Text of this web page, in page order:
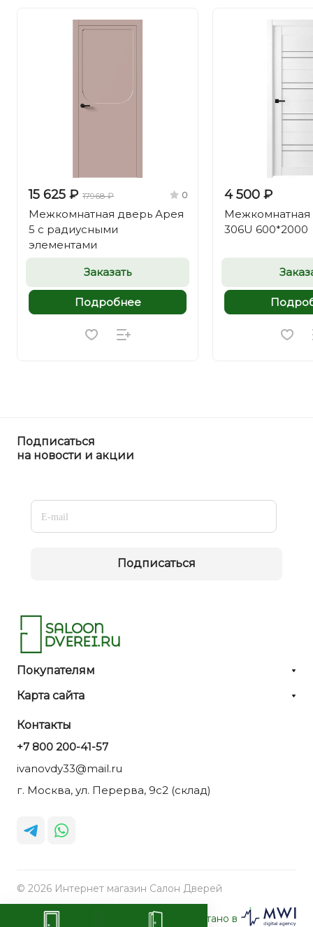
15 625 ₽ 17968 ₽ 0
Межкомнатная дверь Арея
5 с радиусными
элементами
Заказать
Подробнее
4 500 ₽
Межкомнатная
306U 600*2000
Подписаться
на новости и акции
Подписаться
Покупателям
Карта сайта
Контакты
+7 800 200-41-57
ivanovdy33@mail.ru
г. Москва, ул. Перерва, 9с2 (склад)
© 2026 Интернет магазин Салон Дверей
Разработано в